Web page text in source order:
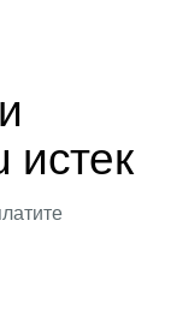
истек